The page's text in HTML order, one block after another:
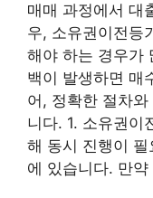
매매 과정에서 대
우, 소유권이전등
해야 하는 경우가
백이 발생하면 매
어, 정확한 절차
니다. 1. 소유권이
해 동시 진행이
에 있습니다. 만